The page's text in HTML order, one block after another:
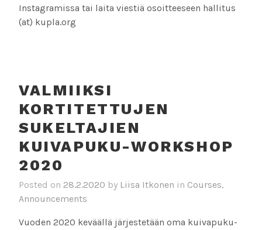
Instagramissa tai laita viestiä osoitteeseen hallitus
(at) kupla.org
VALMIIKSI
KORTITETTUJEN
SUKELTAJIEN
KUIVAPUKU-WORKSHOP
2020
Posted on 28.2.2020 by Liisa Itkonen in Courses,
Announcements
Vuoden 2020 keväällä järjestetään oma kuivapuku-